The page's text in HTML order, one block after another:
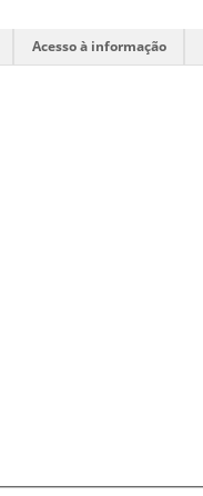
Acesso à informação